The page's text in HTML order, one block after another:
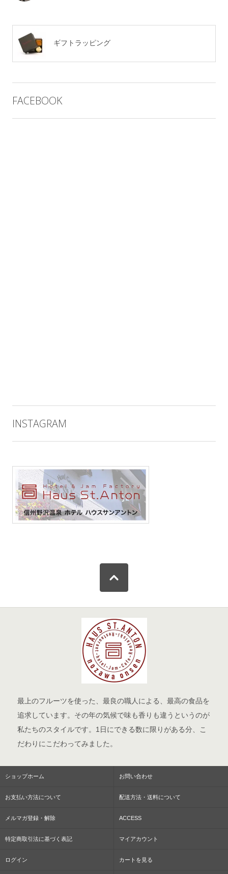
ギフトラッピング
FACEBOOK
INSTAGRAM
最上のフルーツを使った、最良の職人による、最高の食品を
追求しています。その年の気候で味も香りも違うというのが
私たちのスタイルです。1日にできる数に限りがある分、こ
だわりにこだわってみました。
ショップホーム お問い合わせ
お支払い方法について 配送方法・送料について
メルマガ登録・解除 ACCESS
特定商取引法に基づく表記 マイアカウント
ログイン カートを見る